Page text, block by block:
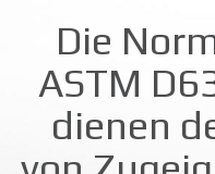
Die
ASTM
dienen